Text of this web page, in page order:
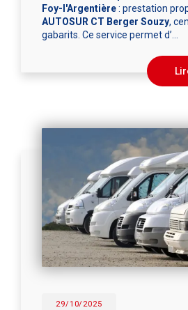
Foy-l'Argentière: prestation
AUTOSUR CT Berger Souzy,
gabarits. Ce service permet d’…
29/10/2025